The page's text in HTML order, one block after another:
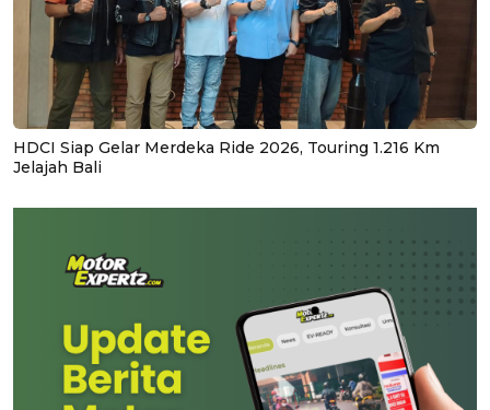
HDCI Siap Gelar Merdeka Ride 2026, Touring 1.216 Km
Jelajah Bali